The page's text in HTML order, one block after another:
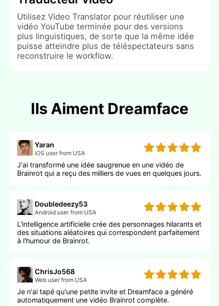
Utilisez Video Translator pour réutiliser une
vidéo YouTube terminée pour des versions
plus linguistiques, de sorte que la même idée
puisse atteindre plus de téléspectateurs sans
reconstruire le workflow.
Ils Aiment Dreamface
Yaran
iOS user from USA
J'ai transformé une idée saugrenue en une vidéo de
Brainrot qui a reçu des milliers de vues en quelques jours.
Doubledeezy53
Android user from USA
L'intelligence artificielle crée des personnages hilarants et
des situations aléatoires qui correspondent parfaitement
à l'humour de Brainrot.
ChrisJo568
Web user from USA
Je n'ai tapé qu'une petite invite et Dreamface a généré
automatiquement une vidéo Brainrot complète.